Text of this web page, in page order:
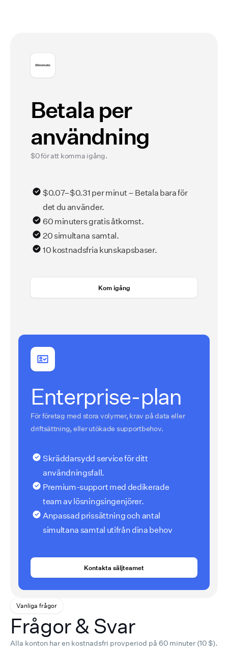
Betala per
användning
$0 för att komma igång.
$0.07–$0.31 per minut – Betala bara för
det du använder.
60 minuters gratis åtkomst.
20 simultana samtal.
10 kostnadsfria kunskapsbaser.
Kom igång
Enterprise-plan
För företag med stora volymer, krav på data eller
driftsättning, eller utökade supportbehov.
Skräddarsydd service för ditt
användningsfall.
Premium-support med dedikerade
team av lösningsingenjörer.
Anpassad prissättning och antal
simultana samtal utifrån dina behov
Kontakta säljteamet
Vanliga frågor
Frågor & Svar
Alla konton har en kostnadsfri provperiod på 60 minuter (10 $).